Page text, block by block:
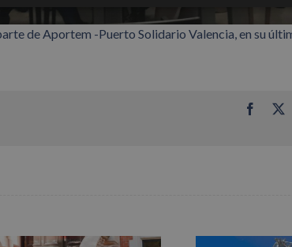
de Aportem -Puerto Solidario Valencia, en su
X